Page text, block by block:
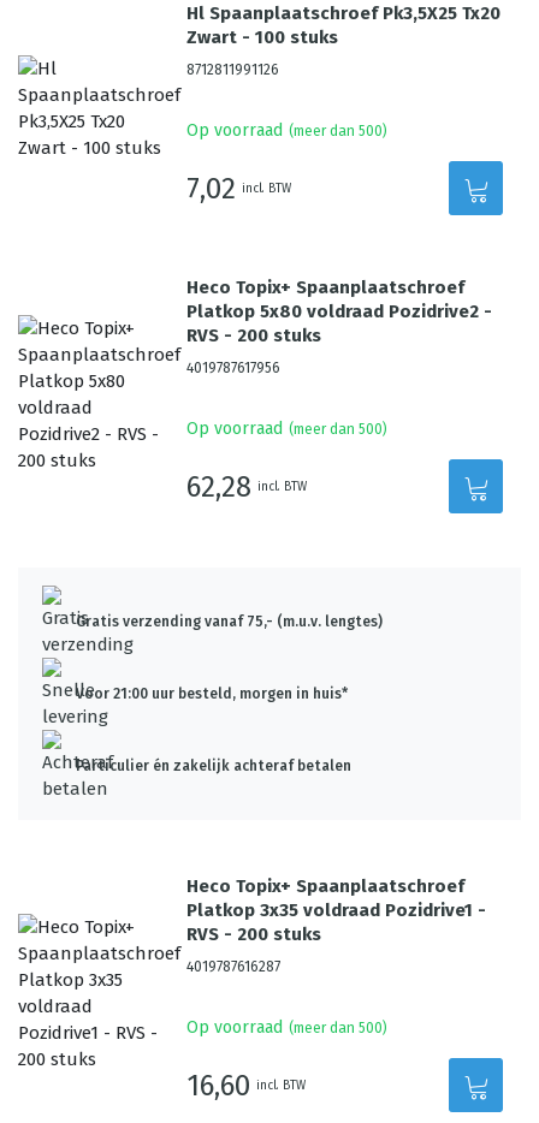
Hl Spaanplaatschroef Pk3,5X25 Tx20
Zwart - 100 stuks
8712811991126
Op voorraad (meer dan 500)
7,02 incl. BTW
Heco Topix+ Spaanplaatschroef
Platkop 5x80 voldraad Pozidrive2 -
RVS - 200 stuks
4019787617956
Op voorraad (meer dan 500)
62,28 incl. BTW
Gratis verzending vanaf 75,- (m.u.v. lengtes)
Voor 21:00 uur besteld, morgen in huis*
Particulier én zakelijk achteraf betalen
Heco Topix+ Spaanplaatschroef
Platkop 3x35 voldraad Pozidrive1 -
RVS - 200 stuks
4019787616287
Op voorraad (meer dan 500)
16,60 incl. BTW